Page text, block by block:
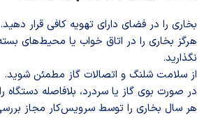
بخاری را در فضای دارای تهویه کافی قرار دهید.
هرگز بخاری را در اتاق خواب یا محیط‌های
نگذارید.
از سلامت شلنگ و اتصالات گاز مطمئن شوید.
در صورت بوی گاز یا سردرد، بلافاصله
هر سال بخاری را توسط سرویس‌کار مجاز